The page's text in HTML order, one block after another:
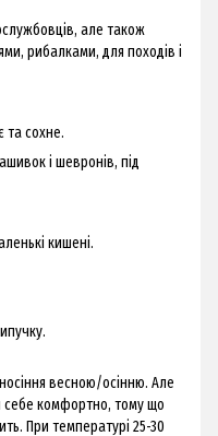
але також
рибалками, для походів і
та сохне.
і шевронів, під
кишені.
весною/осінню. Але
себе комфортно, тому що
При температурі 25-30